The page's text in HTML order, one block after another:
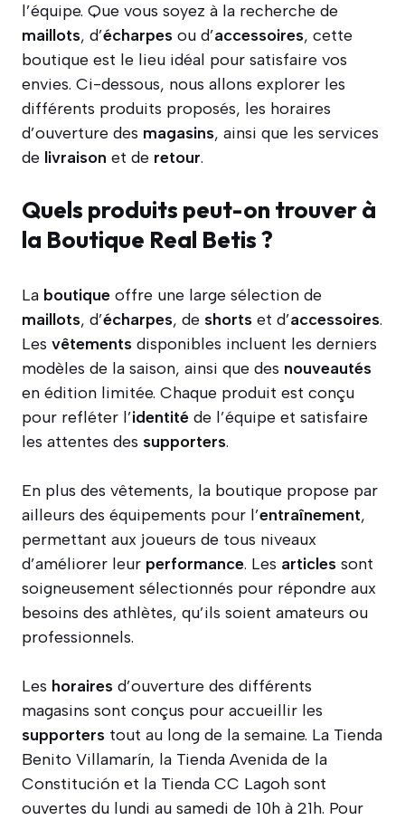
l’équipe. Que vous soyez à la recherche de
maillots, d’écharpes ou d’accessoires, cette
boutique est le lieu idéal pour satisfaire vos
envies. Ci-dessous, nous allons explorer les
différents produits proposés, les horaires
d’ouverture des magasins, ainsi que les services
de livraison et de retour.
Quels produits peut-on trouver à
la Boutique Real Betis ?
La boutique offre une large sélection de
maillots, d’écharpes, de shorts et d’accessoires.
Les vêtements disponibles incluent les derniers
modèles de la saison, ainsi que des nouveautés
en édition limitée. Chaque produit est conçu
pour refléter l’identité de l’équipe et satisfaire
les attentes des supporters.
En plus des vêtements, la boutique propose par
ailleurs des équipements pour l’entraînement,
permettant aux joueurs de tous niveaux
d’améliorer leur performance. Les articles sont
soigneusement sélectionnés pour répondre aux
besoins des athlètes, qu’ils soient amateurs ou
professionnels.
Les horaires d’ouverture des différents
magasins sont conçus pour accueillir les
supporters tout au long de la semaine. La Tienda
Benito Villamarín, la Tienda Avenida de la
Constitución et la Tienda CC Lagoh sont
ouvertes du lundi au samedi de 10h à 21h. Pour